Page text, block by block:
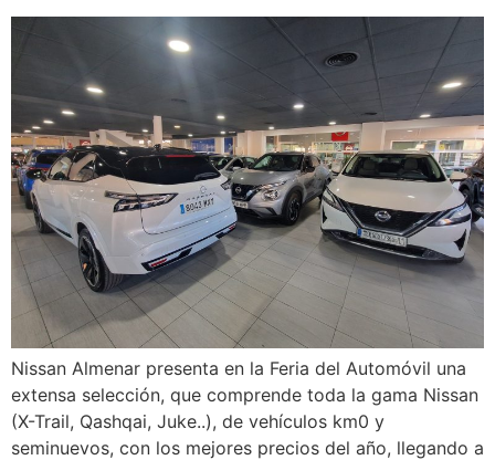
Nissan Almenar presenta en la Feria del Automóvil una
extensa selección, que comprende toda la gama Nissan
(X-Trail, Qashqai, Juke..), de vehículos km0 y
seminuevos, con los mejores precios del año, llegando a